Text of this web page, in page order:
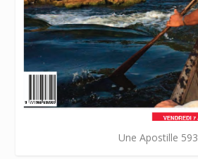
Une Apostille 593